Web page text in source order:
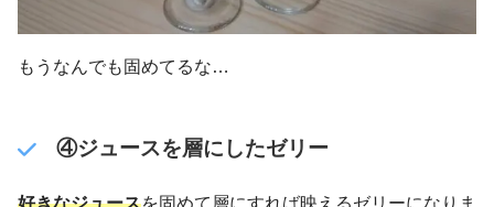
もうなんでも固めてるな…
④ジュースを層にしたゼリー
好きなジュースを固めて層にすれば映えるゼリーになりま